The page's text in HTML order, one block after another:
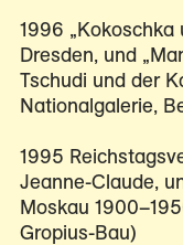
1996 „Kokoschka
Dresden, und
Tschudi und der
Nationalgalerie,
1995
Jeanne-Claude,
Moskau
Gropius-Bau)